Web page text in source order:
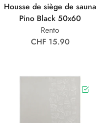
Housse de siège de sauna
Pino Black 50x60
Rento
CHF 15.90